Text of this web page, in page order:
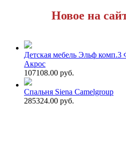
Новое на
Детская мебель Эльф комп.3
Акрос
107108.00 руб.
Спальня Siena Camelgroup
285324.00 руб.